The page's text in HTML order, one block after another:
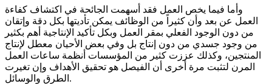
وأما فيما يخص العمل فقد أسهمت الجائحة في اكتشاف كفاءة
العمل عن بعد وأن كثيراً من الوظائف يمكن تأديتها بكل دقة وإتقان
من دون الوجود الفعلي بمقر العمل وبكل تأكيد الإنتاجية أهم بكثير
من وجود جسدي من دون إنتاج بل وفي بعض الأحيان معطل لإنتاج
المنتجين، وكذلك عززت كثير من المؤسسات أنظمة ساعات العمل
المرن لتثبت مرة أخرى أن الفيصل هو تحقيق الأهداف وإن تغيرت
الطرق والوسائل.